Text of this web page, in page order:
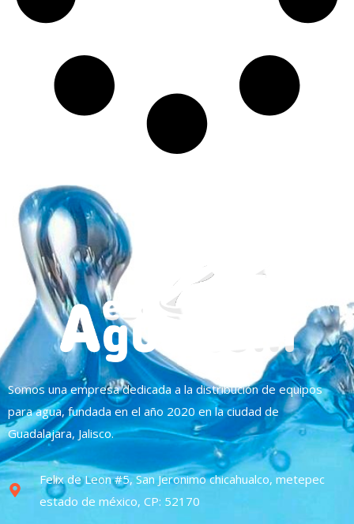
Somos una empresa dedicada a la distribución de equipos
para agua, fundada en el año 2020 en la ciudad de
Guadalajara, Jalisco.
Felix de Leon #5, San Jeronimo chicahualco, metepec
estado de méxico, CP: 52170